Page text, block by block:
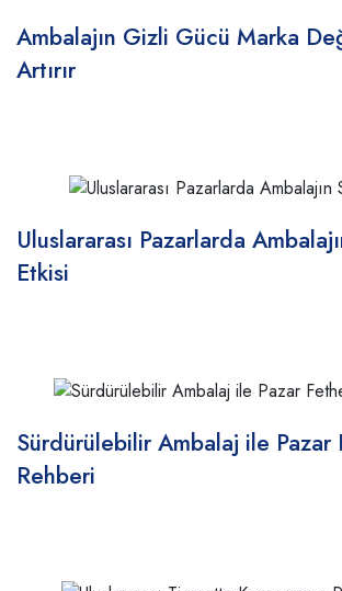
Ambalajın Gizli Gücü Marka
Artırır
Uluslararası Pazarlarda
Etkisi
Sürdürülebilir Ambalaj ile Pazar
Rehberi